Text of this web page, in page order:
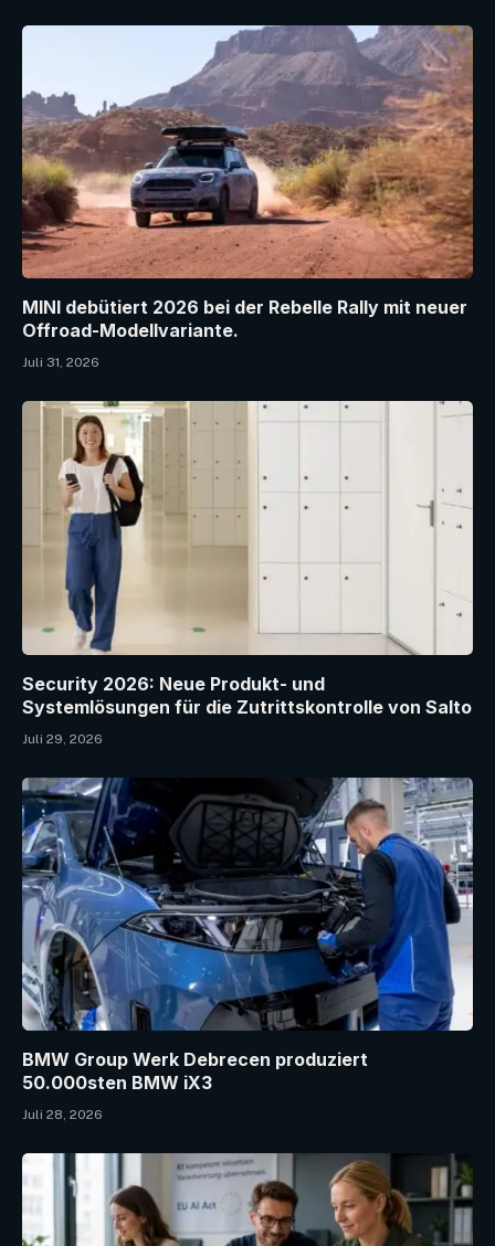
MINI debütiert 2026 bei der Rebelle Rally mit neuer
Offroad-Modellvariante.
Juli 31, 2026
Security 2026: Neue Produkt- und
Systemlösungen für die Zutrittskontrolle von Salto
Juli 29, 2026
BMW Group Werk Debrecen produziert
50.000sten BMW iX3
Juli 28, 2026